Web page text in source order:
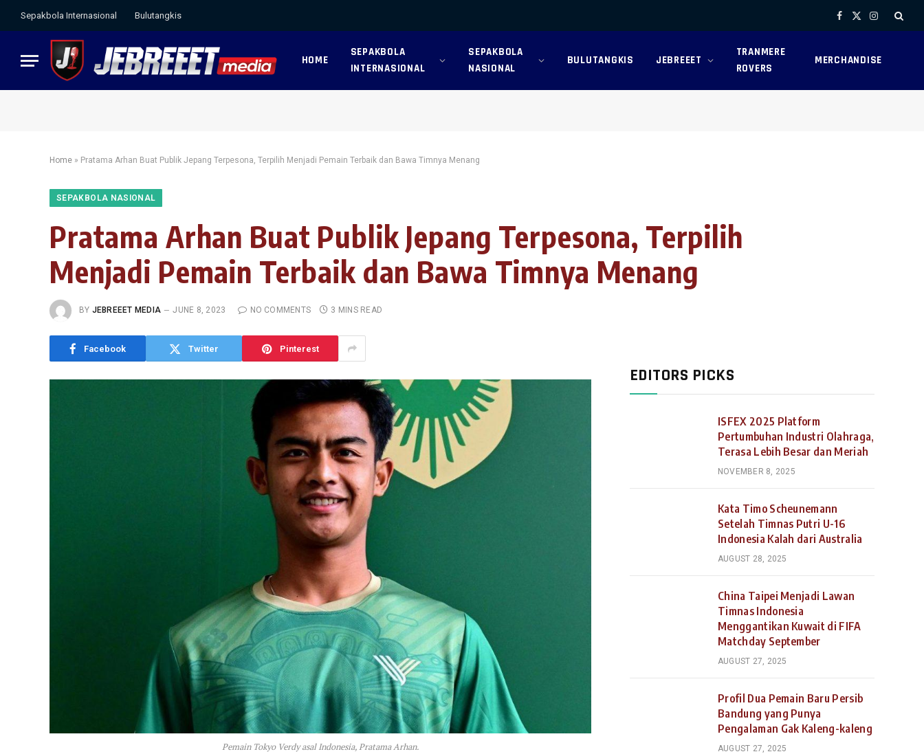
Sepakbola Internasional Bulutangkis Facebook
X
Instagram
HOME
SEPAKBOLA
INTERNASIONAL
SEPAKBOLA
NASIONAL
BULUTANGKIS JEBREEET
TRANMERE
ROVERS
MERCHANDISE
Home » Pratama Arhan Buat Publik Jepang Terpesona, Terpilih Menjadi Pemain Terbaik dan Bawa Timnya Menang
SEPAKBOLA NASIONAL
Pratama Arhan Buat Publik Jepang Terpesona, Terpilih
Menjadi Pemain Terbaik dan Bawa Timnya Menang
BY JEBREEET MEDIA JUNE 8, 2023 NO COMMENTS 3 MINS READ
Facebook Twitter Pinterest
Pemain Tokyo Verdy asal Indonesia, Pratama Arhan.
EDITORS PICKS
ISFEX 2025 Platform
Pertumbuhan Industri Olahraga,
Terasa Lebih Besar dan Meriah
NOVEMBER 8, 2025
Kata Timo Scheunemann
Setelah Timnas Putri U-16
Indonesia Kalah dari Australia
AUGUST 28, 2025
China Taipei Menjadi Lawan
Timnas Indonesia
Menggantikan Kuwait di FIFA
Matchday September
AUGUST 27, 2025
Profil Dua Pemain Baru Persib
Bandung yang Punya
Pengalaman Gak Kaleng-kaleng
AUGUST 27, 2025